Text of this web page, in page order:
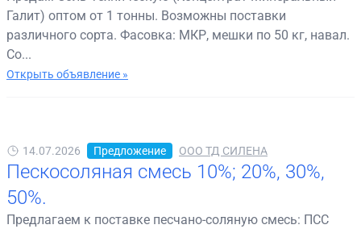
Галит) оптом от 1 тонны. Возможны поставки
различного сорта. Фасовка: МКР, мешки по 50 кг, навал.
Со...
Открыть объявление »
14.07.2026 Предложение ООО ТД СИЛЕНА
Пескосоляная смесь 10%; 20%, 30%,
50%.
Предлагаем к поставке песчано-соляную смесь: ПСС